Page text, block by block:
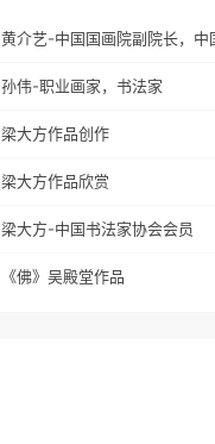
孙伟-职业画家，书法家
梁大方作品创作
梁大方作品欣赏
梁大方-中国书法家协会会员
《佛》吴殿堂作品